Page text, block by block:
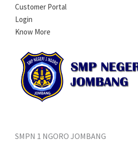
Customer Portal
Login
Know More
SMPN 1 NGORO JOMBANG